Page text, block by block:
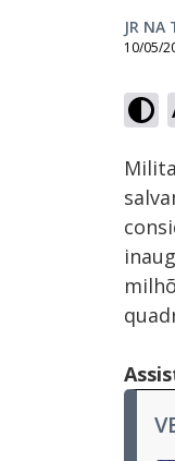
JR NA
10/05/